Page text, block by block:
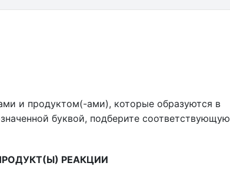
и продуктом(-ами), которые образуются в
буквой, подберите соответствующую
РЕАКЦИИ